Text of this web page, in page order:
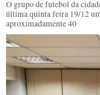
O grupo de futebol da
última quinta feira 19/12
aproximadamente 40